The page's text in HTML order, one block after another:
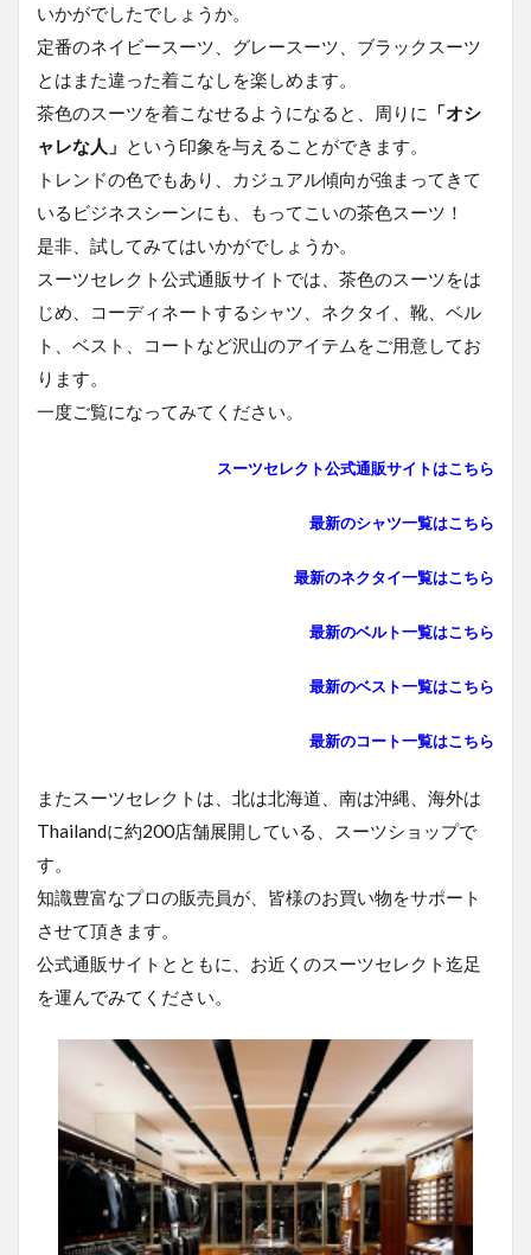
いかがでしたでしょうか。
定番のネイビースーツ、グレースーツ、ブラックスーツ
とはまた違った着こなしを楽しめます。
茶色のスーツを着こなせるようになると、周りに
「オシ
ャレな人」 という印象を与えることができます。
トレンドの色でもあり、カジュアル傾向が強まってきて
いるビジネスシーンにも、もってこいの茶色スーツ！
是非、試してみてはいかがでしょうか。
スーツセレクト公式通販サイトでは、茶色のスーツをは
じめ、コーディネートするシャツ、ネクタイ、靴、ベル
ト、ベスト、コートなど沢山のアイテムをご用意してお
ります。
一度ご覧になってみてください。
スーツセレクト公式通販サイトはこちら
最新のシャツ一覧はこちら
最新のネクタイ一覧はこちら
最新のベルト一覧はこちら
最新のベスト一覧はこちら
最新のコート一覧はこちら
またスーツセレクトは、北は北海道、南は沖縄、海外は
Thailandに約200店舗展開している、スーツショップで
す。
知識豊富なプロの販売員が、皆様のお買い物をサポート
させて頂きます。
公式通販サイトとともに、お近くのスーツセレクト迄足
を運んでみてください。